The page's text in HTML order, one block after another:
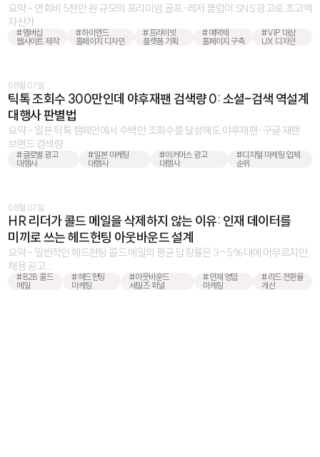
요약 - 연회비 5천만 원 규모의 프리미엄 골프·레저 클럽이 SNS 광고로 초고액
자산가 ...
#멤버십
웹사이트 제작
#하이엔드
홈페이지 디자인
#프라이빗
플랫폼 기획
#예약제
홈페이지 구축
#VIP 대상
UX 디자인
08월 07일
틱톡 조회수 300만인데 야후재팬 검색량 0: 소셜-검색 역설계
대행사 판별법
요약 - 일본 틱톡 캠페인에서 수백만 조회수를 달성해도 야후재팬·구글 재팬
브랜드 검색량 ...
#글로벌 광고
대행사
#일본 마케팅
대행사
#이커머스 광고
대행사
#디지털 마케팅 업체
순위
08월 07일
HR 리더가 콜드 메일을 삭제하지 않는 이유: 인재 데이터를
미끼로 쓰는 헤드헌팅 아웃바운드 설계
요약 - 일반적인 헤드헌팅 콜드 메일의 평균 답장률은 3~5%대에 머무르지만,
채용 공고 ...
#B2B 콜드
메일
#헤드헌팅
마케팅
#아웃바운드
세일즈 퍼널
#인재 영입
마케팅
#리드 전환율
개선